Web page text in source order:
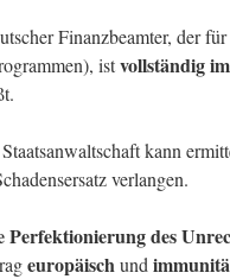
Finanzbeamter, der
istvollständig
Staatsanwaltschaft kann
verlangen.
Perfektionierung des
europäischund